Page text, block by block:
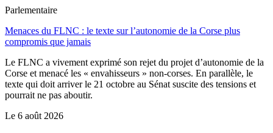
Parlementaire
Menaces du FLNC : le texte sur l’autonomie de la Corse plus
compromis que jamais
Le FLNC a vivement exprimé son rejet du projet d’autonomie de la
Corse et menacé les « envahisseurs » non-corses. En parallèle, le
texte qui doit arriver le 21 octobre au Sénat suscite des tensions et
pourrait ne pas aboutir.
Le 6 août 2026